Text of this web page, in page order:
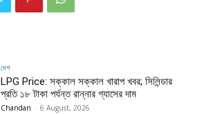
দেশ
LPG Price: সক্কাল সক্কাল খারাপ খবর; সিলিন্ডার
প্রতি ১৮ টাকা পর্যন্ত রান্নার গ্যাসের দাম
Chandan - 6 August, 2026